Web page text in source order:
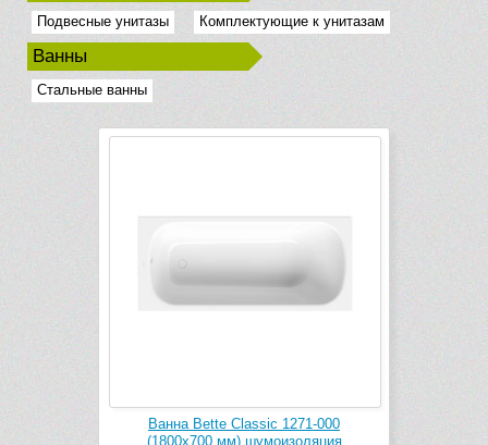
Подвесные унитазы Комплектующие к унитазам
Ванны
Стальные ванны
Ванна Bette Classic 1271-000
(1800х700 мм) шумоизоляция